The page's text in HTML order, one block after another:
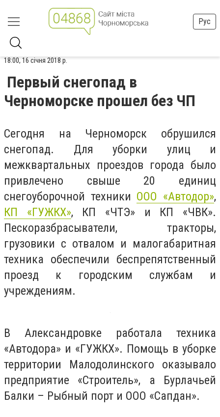
Рус
18:00, 16 січня 2018 р.
Первый снегопад в
Черноморске прошел без ЧП
Сегодня на Черноморск обрушился
снегопад. Для уборки улиц и
межквартальных проездов города было
привлечено свыше 20 единиц
снегоуборочной техники ООО «Автодор»,
КП «ГУЖКХ», КП «ЧТЭ» и КП «ЧВК».
Пескоразбрасыватели, тракторы,
грузовики с отвалом и малогабаритная
техника обеспечили беспрепятственный
проезд к городским службам и
учреждениям.
В Александровке работала техника
«Автодора» и «ГУЖКХ». Помощь в уборке
территории Малодолинского оказывало
предприятие «Строитель», а Бурлачьей
Балки – Рыбный порт и ООО «Сапдан».